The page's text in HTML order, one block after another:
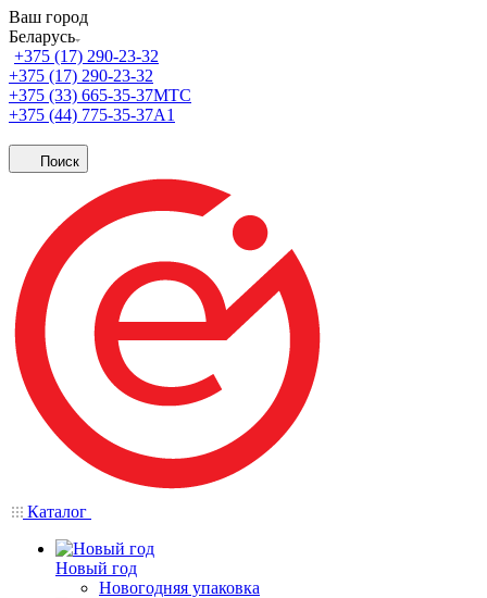
Ваш город
Беларусь
+375 (17) 290-23-32
+375 (17) 290-23-32
+375 (33) 665-35-37МТС
+375 (44) 775-35-37А1
Поиск
Каталог
Новый год
Новогодняя упаковка